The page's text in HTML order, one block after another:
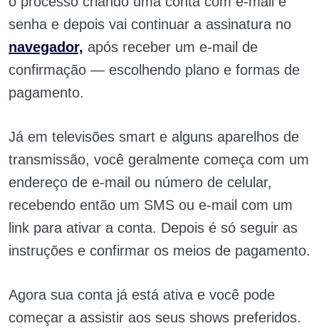
senha e depois vai continuar a assinatura no
navegador, após receber um e-mail de
confirmação — escolhendo plano e formas de
pagamento.
Já em televisões smart e alguns aparelhos de
transmissão, você geralmente começa com um
endereço de e-mail ou número de celular,
recebendo então um SMS ou e-mail com um
link para ativar a conta. Depois é só seguir as
instruções e confirmar os meios de pagamento.
Agora sua conta já está ativa e você pode
começar a assistir aos seus shows preferidos.